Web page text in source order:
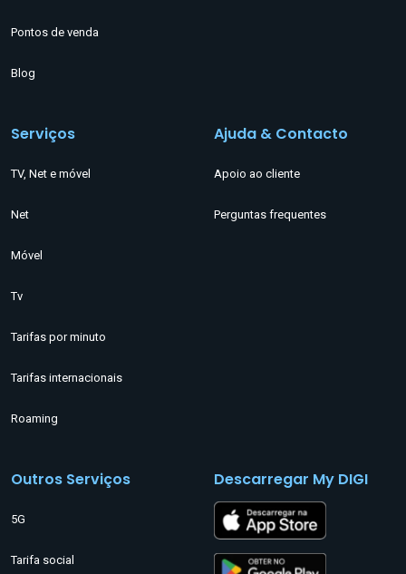
Pontos de venda
Blog
Serviços
TV, Net e móvel
Net
Móvel
Tv
Tarifas por minuto
Tarifas internacionais
Roaming
Ajuda & Contacto
Apoio ao cliente
Perguntas frequentes
Outros Serviços
5G
Tarifa social
Descarregar My DIGI